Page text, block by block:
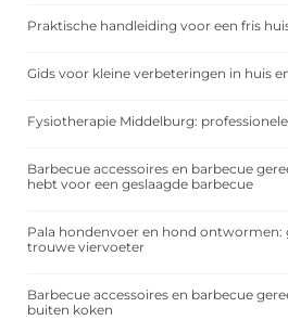
Praktische handleiding voor een fris
Gids voor kleine verbeteringen in huis
Fysiotherapie Middelburg:
Barbecue accessoires en barbecue
hebt voor een geslaagde barbecue
Pala hondenvoer en hond ontwormen:
trouwe viervoeter
Barbecue accessoires en barbecue
buiten koken